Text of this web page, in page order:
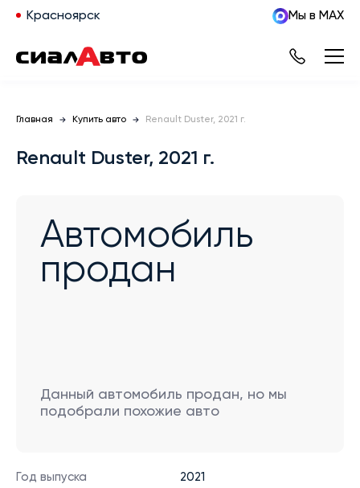
Красноярск Мы в MAX
Главная Купить авто Renault Duster, 2021 г.
Renault Duster, 2021 г.
Год выпуска 2021
Автомобиль
продан
Данный автомобиль продан, но мы
подобрали похожие авто